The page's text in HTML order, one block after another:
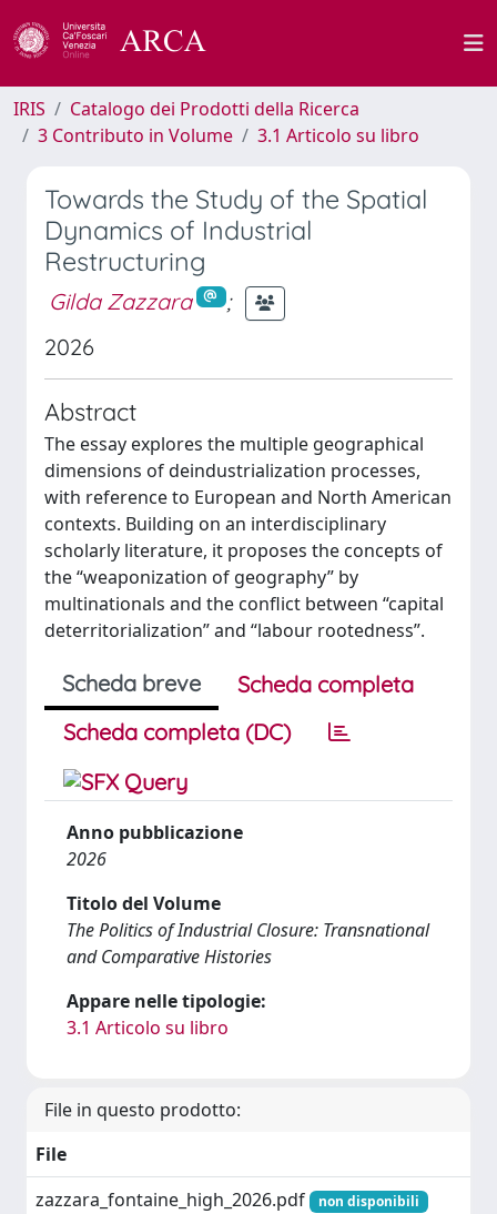
IRIS
Catalogo dei Prodotti della Ricerca
3 Contributo in Volume
3.1 Articolo su libro
Towards the Study of the Spatial
Dynamics of Industrial
Restructuring
Gilda Zazzara
;
2026
Abstract
The essay explores the multiple geographical
dimensions of deindustrialization processes,
with reference to European and North American
contexts. Building on an interdisciplinary
scholarly literature, it proposes the concepts of
the “weaponization of geography” by
multinationals and the conflict between “capital
deterritorialization” and “labour rootedness”.
Scheda breve
Scheda completa
Scheda completa (DC)
Anno pubblicazione
2026
Titolo del Volume
The Politics of Industrial Closure: Transnational
and Comparative Histories
Appare nelle tipologie:
3.1 Articolo su libro
File in questo prodotto:
File
zazzara_fontaine_high_2026.pdf
non disponibili